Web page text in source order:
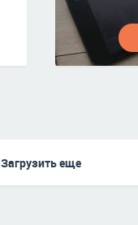
Загрузить еще